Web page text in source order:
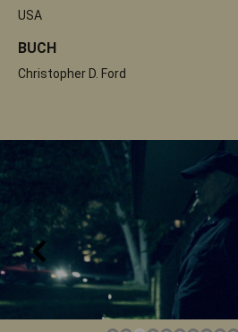
USA
BUCH
Christopher D. Ford